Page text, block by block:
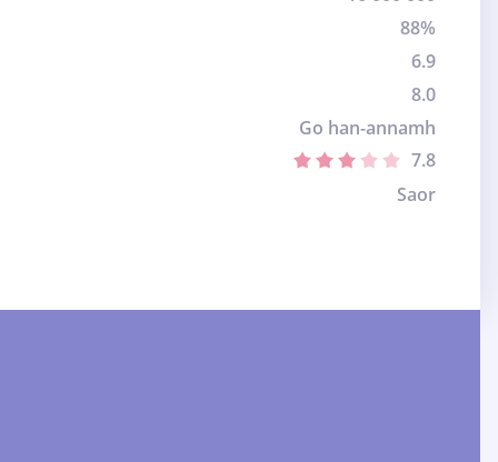
88%
6.9
8.0
Go han-annamh
7.8
Saor